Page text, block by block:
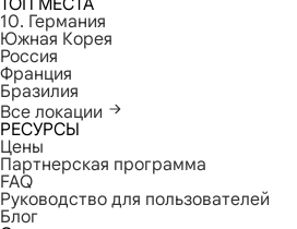
ТОП МЕСТА
10. Германия
Южная Корея
Россия
Франция
Бразилия
Все локации
РЕСУРСЫ
Цены
Партнерская программа
FAQ
Руководство для пользователей
Блог